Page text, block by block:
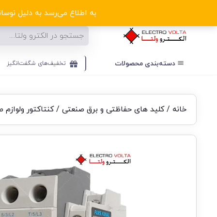
به اطلاع می‌رسد به دلیل
دسته‌بندی‌ محصولات تخفیف‌های شگفت‌انگیز
خانه /کلید های حفاظتی و برق صنعتی /کنتاکتور